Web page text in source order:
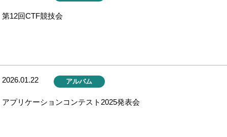
第12回CTF競技会
2026.01.22 アルバム
アプリケーションコンテスト2025発表会